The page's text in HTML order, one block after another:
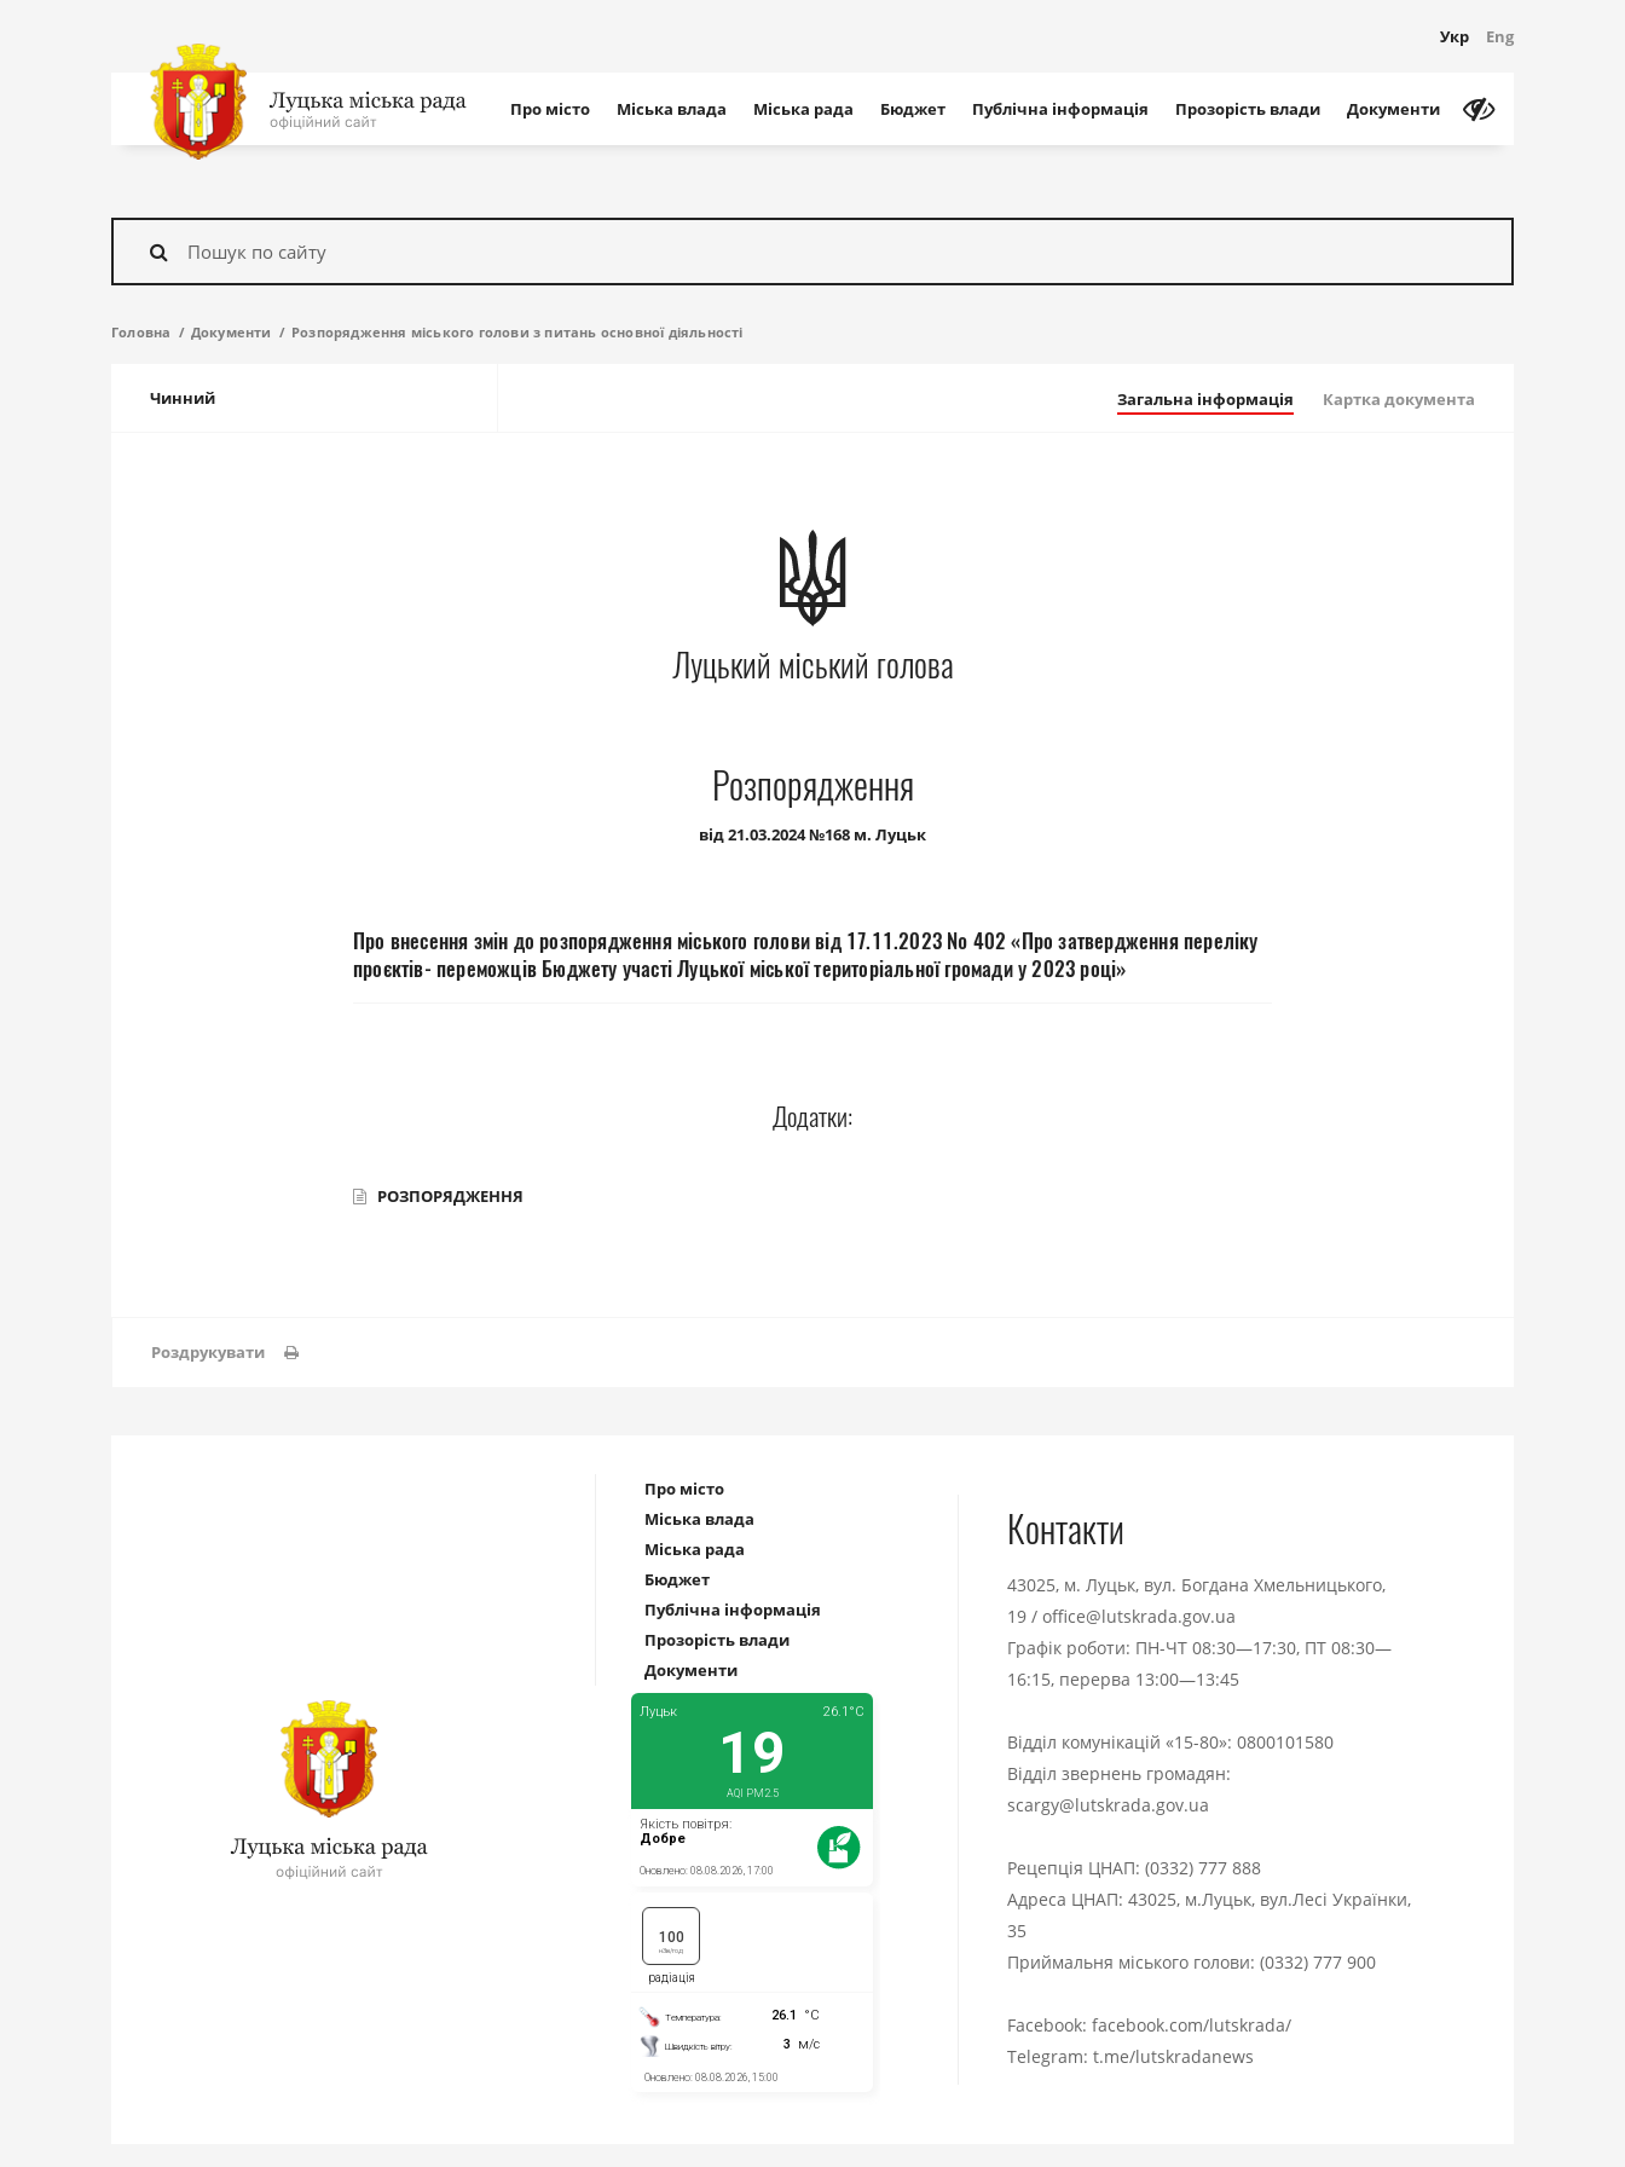
Укр Eng
На
головну
сайту
Про місто Міська влада Міська рада Бюджет Публічна інформація Прозорість влади Документи
Знайти
Головна Документи Розпорядження міського голови з питань основної діяльності
Чинний Загальна інформація Картка документа
Луцький міський голова
Розпорядження
від 21.03.2024 №168 м. Луцьк
Про внесення змін до розпорядження міського голови від 17.11.2023 № 402 «Про затвердження переліку
проєктів- переможців Бюджету участі Луцької міської територіальної громади у 2023 році»
Додатки:
РОЗПОРЯДЖЕННЯ
Роздрукувати
Про місто
Міська влада
Міська рада
Бюджет
Публічна інформація
Прозорість влади
Документи
Контакти
43025, м. Луцьк, вул. Богдана Хмельницького,
19 / office@lutskrada.gov.ua
Графік роботи: ПН-ЧТ 08:30—17:30, ПТ 08:30—
16:15, перерва 13:00—13:45
Відділ комунікацій «15-80»: 0800101580
Відділ звернень громадян:
scargy@lutskrada.gov.ua
Рецепція ЦНАП: (0332) 777 888
Адреса ЦНАП: 43025, м.Луцьк, вул.Лесі Українки,
35
Приймальня міського голови: (0332) 777 900
Facebook: facebook.com/lutskrada/
Telegram: t.me/lutskradanews